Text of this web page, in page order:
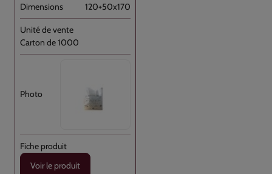
120+50x170
Carton de 1000
Voir le produit